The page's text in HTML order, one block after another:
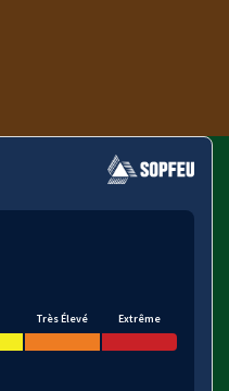
Très Élevé Extrême